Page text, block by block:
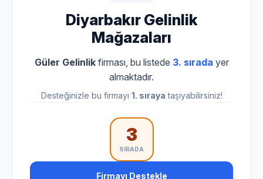
Diyarbakır Gelinlik
Mağazaları
Güler Gelinlikfirması, bu listede 3. sırada yer
almaktadır.
Desteğinizle bu firmayı 1. sıraya taşıyabilirsiniz!
3
SIRADA
Firmayı Destekle